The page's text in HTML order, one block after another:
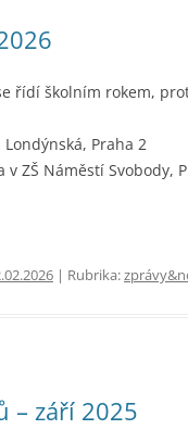
řídí školním rokem,
Londýnská, Praha 2
v ZŠ Náměstí Svobody,
| Rubrika:
– září 2025